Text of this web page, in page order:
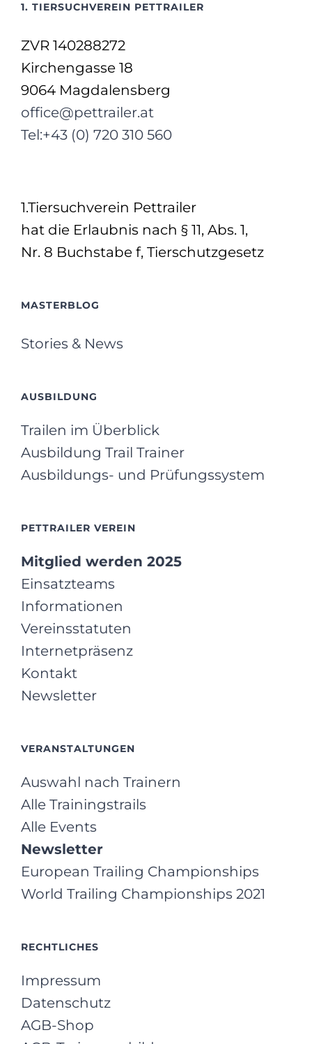
1. TIERSUCHVEREIN PETTRAILER
ZVR 140288272
Kirchengasse 18
9064 Magdalensberg
office@pettrailer.at
Tel:+43 (0) 720 310 560
1.Tiersuchverein Pettrailer
hat die Erlaubnis nach § 11, Abs. 1,
Nr. 8 Buchstabe f, Tierschutzgesetz
MASTERBLOG
Stories & News
AUSBILDUNG
Trailen im Überblick
Ausbildung Trail Trainer
Ausbildungs- und Prüfungssystem
PETTRAILER VEREIN
Mitglied werden 2025
Einsatzteams
Informationen
Vereinsstatuten
Internetpräsenz
Kontakt
Newsletter
VERANSTALTUNGEN
Auswahl nach Trainern
Alle Trainingstrails
Alle Events
Newsletter
European Trailing Championships
World Trailing Championships 2021
RECHTLICHES
Impressum
Datenschutz
AGB-Shop